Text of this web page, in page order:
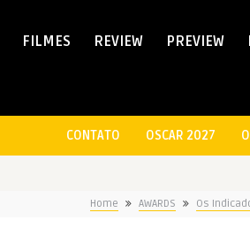
FILMES REVIEW PREVIEW
CONTATO OSCAR 2027
Home AWARDS Os